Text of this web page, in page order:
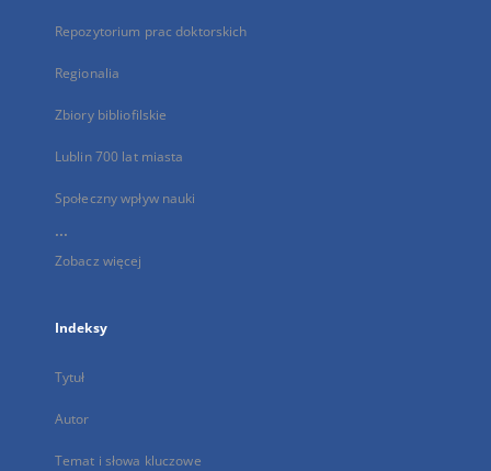
Repozytorium prac doktorskich
Regionalia
Zbiory bibliofilskie
Lublin 700 lat miasta
Społeczny wpływ nauki
...
Zobacz więcej
Indeksy
Tytuł
Autor
Temat i słowa kluczowe